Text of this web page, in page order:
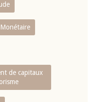
Monétaire
de capitaux